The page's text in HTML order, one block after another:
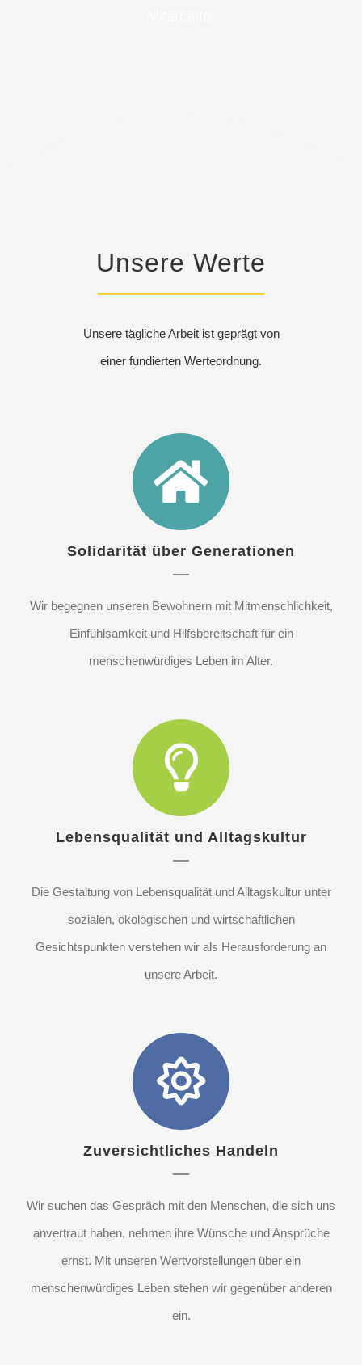
Unsere Werte
Unsere tägliche Arbeit ist geprägt von
einer fundierten Werteordnung.
Solidarität über Generationen
Wir begegnen unseren Bewohnern mit Mitmenschlichkeit,
Einfühlsamkeit und Hilfsbereitschaft für ein
menschenwürdiges Leben im Alter.
Lebensqualität und Alltagskultur
Die Gestaltung von Lebensqualität und Alltagskultur unter
sozialen, ökologischen und wirtschaftlichen
Gesichtspunkten verstehen wir als Herausforderung an
unsere Arbeit.
Zuversichtliches Handeln
Wir suchen das Gespräch mit den Menschen, die sich uns
anvertraut haben, nehmen ihre Wünsche und Ansprüche
ernst. Mit unseren Wertvorstellungen über ein
menschenwürdiges Leben stehen wir gegenüber anderen
ein.